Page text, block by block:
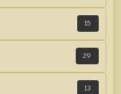
15
29
13